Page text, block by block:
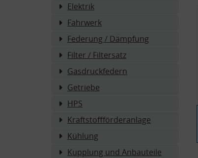
Elektrik
Fahrwerk
Federung / Dämpfung
Filter / Filtersatz
Gasdruckfedern
Getriebe
HPS
Kraftstoffförderanlage
Kühlung
Kupplung und Anbauteile